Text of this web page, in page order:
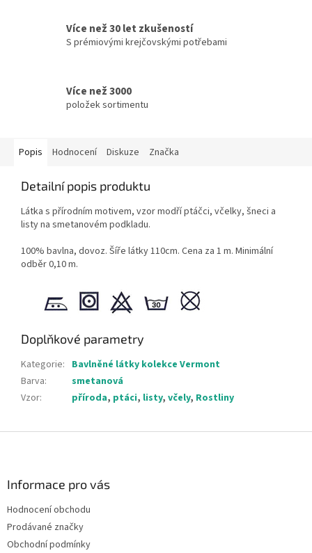
Více než 30 let zkušeností
S prémiovými krejčovskými potřebami
Více než 3000
položek sortimentu
Popis Hodnocení Diskuze Značka
Detailní popis produktu
Látka s přírodním motivem, vzor modří ptáčci, včelky, šneci a
listy na smetanovém podkladu.
100% bavlna, dovoz. Šíře látky 110cm. Cena za 1 m. Minimální
odběr 0,10 m.
Doplňkové parametry
Kategorie: Bavlněné látky kolekce Vermont
Barva:
smetanová
Vzor: příroda, ptáci, listy, včely, Rostliny
Informace pro vás
Hodnocení obchodu
Prodávané značky
Obchodní podmínky